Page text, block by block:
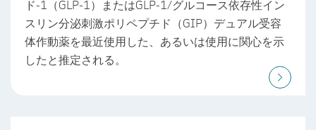
ド-1（GLP-1）またはGLP-1/グルコース依存性イン
スリン分泌刺激ポリペプチド（GIP）デュアル受容
体作動薬を最近使用した、あるいは使用に関心を示
したと推定される。